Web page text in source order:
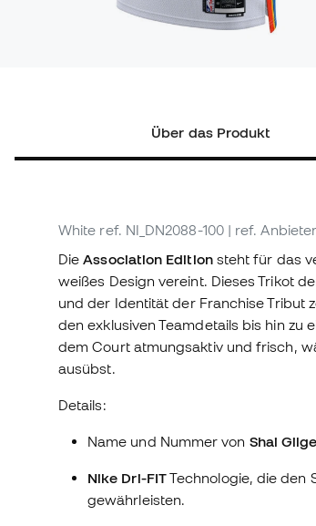
Über das Produkt
White ref. NI_DN2088-100 | ref.
DieAssociation Editionsteht für das
weißes Design vereint. Dieses Trikot
und der Identität der Franchise Tribut
den exklusiven Teamdetails bis hin zu
dem Court atmungsaktiv und frisch,
ausübst.
Details:
Name und Nummer von Shai
Nike Dri-FITTechnologie, die den
gewährleisten.